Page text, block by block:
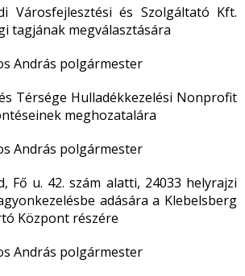
Városfejlesztési és Szolgáltató Kft.
tagjának megválasztására
András polgármester
Térsége Hulladékkezelési Nonprofit
meghozatalára
András polgármester
Fő u. 42. szám alatti, 24033 helyrajzi
adására a Klebelsberg
Központ részére
András polgármester